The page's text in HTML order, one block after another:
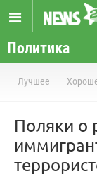
Политика
Лучшее
Поляки о